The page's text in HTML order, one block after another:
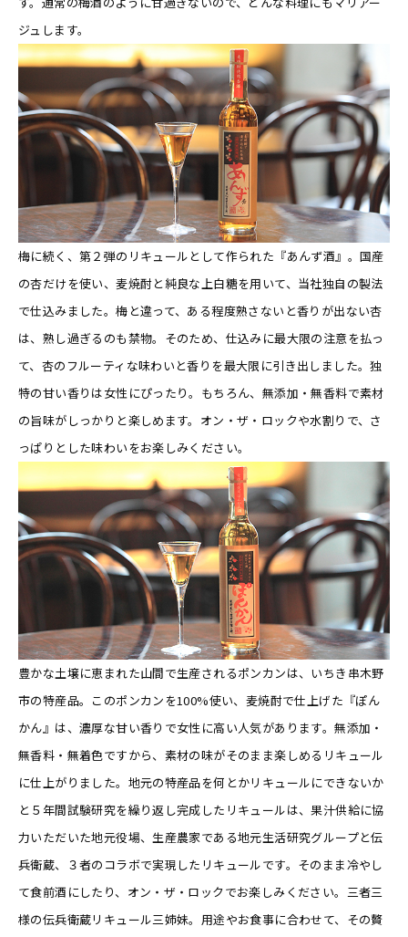
ジュします。
梅に続く、第２弾のリキュールとして作られた『あんず酒』。国産
の杏だけを使い、麦焼酎と純良な上白糖を用いて、当社独自の製法
で仕込みました。梅と違って、ある程度熟さないと香りが出ない杏
は、熟し過ぎるのも禁物。そのため、仕込みに最大限の注意を払っ
て、杏のフルーティな味わいと香りを最大限に引き出しました。独
特の甘い香りは女性にぴったり。もちろん、無添加・無香料で素材
の旨味がしっかりと楽しめます。オン・ザ・ロックや水割りで、さ
っぱりとした味わいをお楽しみください。
豊かな土壌に恵まれた山間で生産されるポンカンは、いちき串木野
市の特産品。このポンカンを100%使い、麦焼酎で仕上げた『ぽん
かん』は、濃厚な甘い香りで女性に高い人気があります。無添加・
無香料・無着色ですから、素材の味がそのまま楽しめるリキュール
に仕上がりました。地元の特産品を何とかリキュールにできないか
と５年間試験研究を繰り返し完成したリキュールは、果汁供給に協
力いただいた地元役場、生産農家である地元生活研究グループと伝
兵衛蔵、３者のコラボで実現したリキュールです。そのまま冷やし
て食前酒にしたり、オン・ザ・ロックでお楽しみください。三者三
様の伝兵衛蔵リキュール三姉妹。用途やお食事に合わせて、その贅